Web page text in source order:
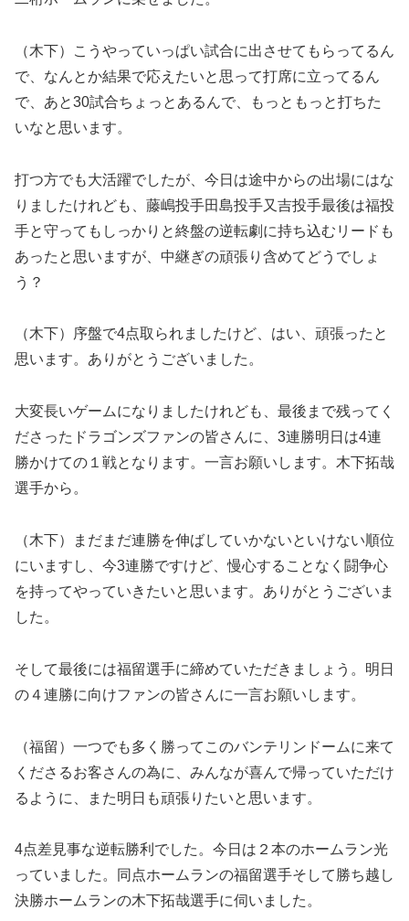
（木下）こうやっていっぱい試合に出させてもらってるん
で、なんとか結果で応えたいと思って打席に立ってるん
で、あと30試合ちょっとあるんで、もっともっと打ちた
いなと思います。
打つ方でも大活躍でしたが、今日は途中からの出場にはな
りましたけれども、藤嶋投手田島投手又吉投手最後は福投
手と守ってもしっかりと終盤の逆転劇に持ち込むリードも
あったと思いますが、中継ぎの頑張り含めてどうでしょ
う？
（木下）序盤で4点取られましたけど、はい、頑張ったと
思います。ありがとうございました。
大変長いゲームになりましたけれども、最後まで残ってく
ださったドラゴンズファンの皆さんに、3連勝明日は4連
勝かけての１戦となります。一言お願いします。木下拓哉
選手から。
（木下）まだまだ連勝を伸ばしていかないといけない順位
にいますし、今3連勝ですけど、慢心することなく闘争心
を持ってやっていきたいと思います。ありがとうございま
した。
そして最後には福留選手に締めていただきましょう。明日
の４連勝に向けファンの皆さんに一言お願いします。
（福留）一つでも多く勝ってこのバンテリンドームに来て
くださるお客さんの為に、みんなが喜んで帰っていただけ
るように、また明日も頑張りたいと思います。
4点差見事な逆転勝利でした。今日は２本のホームラン光
っていました。同点ホームランの福留選手そして勝ち越し
決勝ホームランの木下拓哉選手に伺いました。